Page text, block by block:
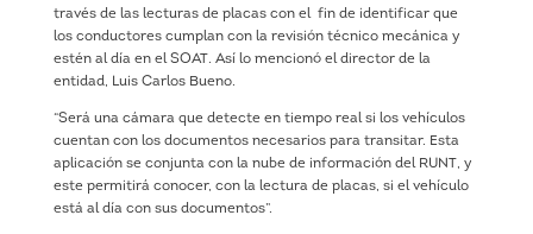
través de las lecturas de placas con el fin de identificar que
los conductores cumplan con la revisión técnico mecánica y
estén al día en el SOAT. Así lo mencionó el director de la
entidad, Luis Carlos Bueno.
“Será una cámara que detecte en tiempo real si los vehículos
cuentan con los documentos necesarios para transitar. Esta
aplicación se conjunta con la nube de información del RUNT, y
este permitirá conocer, con la lectura de placas, si el vehículo
está al día con sus documentos”.